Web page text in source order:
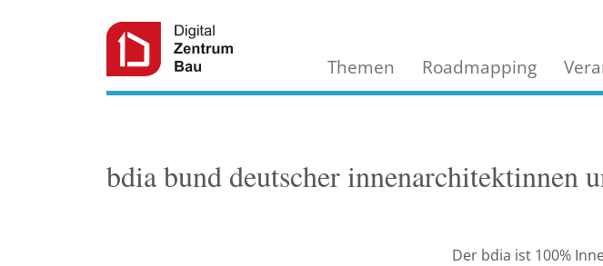
Themen Roadmapping
bdia bund deutscher innenarchitektinnen
Der bdia ist 100%